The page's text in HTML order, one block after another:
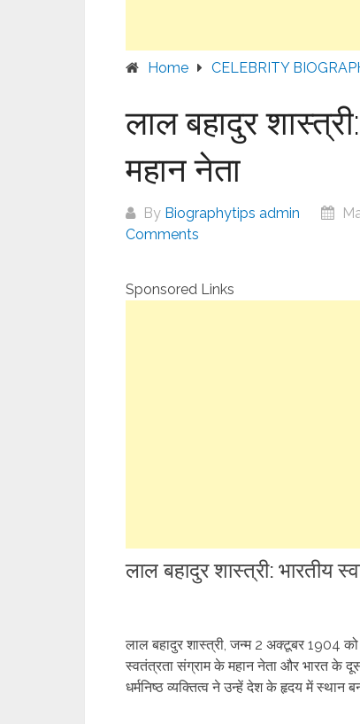
Home CELEBRITY
लाल बहादुर
महान नेता
By Biographytips admin
Comments
Sponsored Links
लाल बहादुर शास्त्री: भारतीय
लाल बहादुर शास्त्री, जन्म 2 अक्टूबर 1904
स्वतंत्रता संग्राम के महान नेता और भारत के
धर्मनिष्ठ व्यक्तित्व ने उन्हें देश के हृदय में स्थान